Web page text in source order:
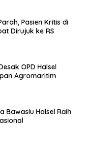
Pasien Kritis di
Dirujuk ke RS
OPD Halsel
Agromaritim
Bawaslu Halsel Raih